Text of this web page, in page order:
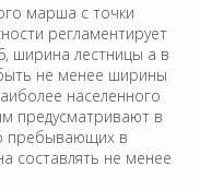
марша с точки
регламентирует
ширина лестницы а в
не менее ширины
населенного
предусматривают в
пребывающих в
составлять не менее